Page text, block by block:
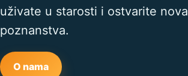
uživate u starosti i ostvarite nova
poznanstva.
O nama